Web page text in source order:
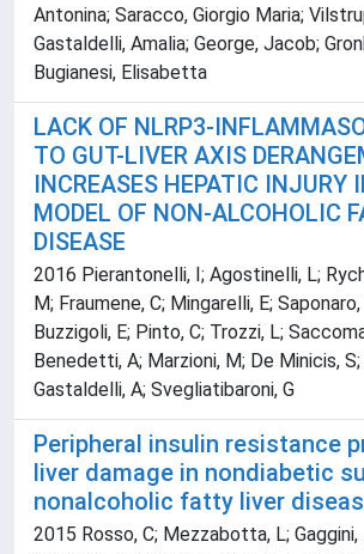
Antonina; Saracco, Giorgio Maria;
Gastaldelli, Amalia; George, Jacob;
Bugianesi, Elisabetta
LACK OF NLRP3-
TO GUT-LIVER AXIS
INCREASES HEPATIC INJURY
MODEL OF NON-ALCOHOLIC
DISEASE
2016 Pierantonelli, I; Agostinelli, L;
M; Fraumene, C; Mingarelli, E;
Buzzigoli, E; Pinto, C; Trozzi, L;
Benedetti, A; Marzioni, M; De Minicis, S;
Gastaldelli, A; Svegliatibaroni, G
Peripheral insulin resistance
liver damage in nondiabetic
nonalcoholic fatty liver
2015 Rosso, C; Mezzabotta, L; Gaggini,